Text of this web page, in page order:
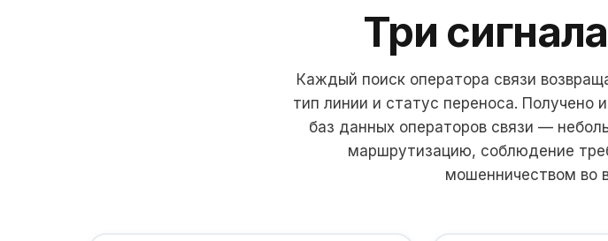
Три
Каждый поиск оператора связи
тип линии и статус переноса. Получено
баз данных операторов связи —
маршрутизацию, соблюдение
мошенничеством во